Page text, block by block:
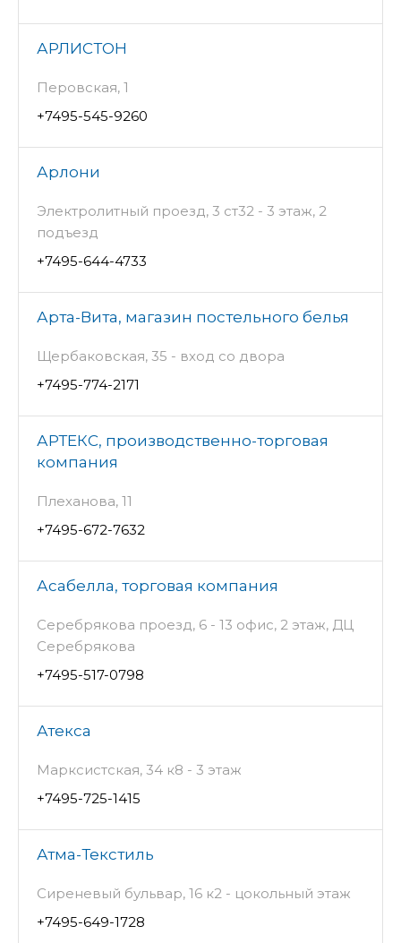
АРЛИСТОН
Перовская, 1
+7495-545-9260
Арлони
Электролитный проезд, 3 ст32 - 3 этаж, 2
подъезд
+7495-644-4733
Арта-Вита, магазин постельного белья
Щербаковская, 35 - вход со двора
+7495-774-2171
АРТЕКС, производственно-торговая
компания
Плеханова, 11
+7495-672-7632
Асабелла, торговая компания
Серебрякова проезд, 6 - 13 офис, 2 этаж, ДЦ
Серебрякова
+7495-517-0798
Атекса
Марксистская, 34 к8 - 3 этаж
+7495-725-1415
Атма-Текстиль
Сиреневый бульвар, 16 к2 - цокольный этаж
+7495-649-1728